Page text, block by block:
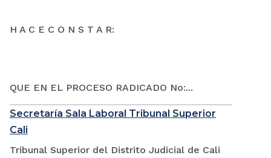
H A C E C O N S T A R:
QUE EN EL PROCESO RADICADO No:...
Secretaría Sala Laboral Tribunal Superior
Cali
Tribunal Superior del Distrito Judicial de Cali